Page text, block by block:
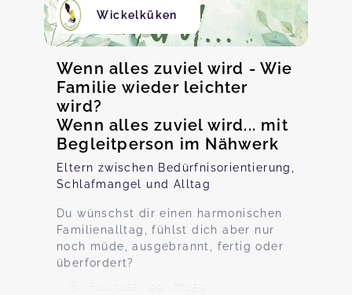
Wickelküken
Wenn alles zuviel wird - Wie
Familie wieder leichter
wird?
Wenn alles zuviel wird... mit
Begleitperson im Nähwerk
Eltern zwischen Bedürfnisorientierung,
Schlafmangel und Alltag
Du wünschst dir einen harmonischen
Familienalltag, fühlst dich aber nur
noch müde, ausgebrannt, fertig oder
überfordert?
Hauptstr. 99, 67159